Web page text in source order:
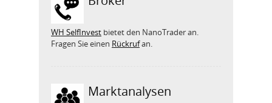
WH SelfInvest bietet den NanoTrader an.
Fragen Sie einen Rückrufan.
Marktanalysen